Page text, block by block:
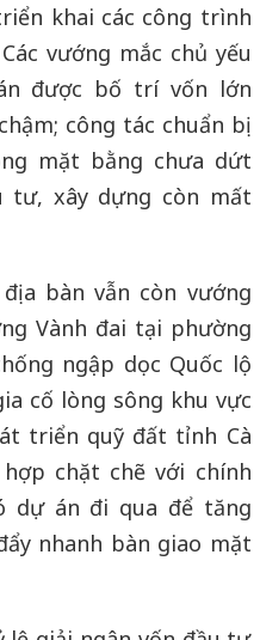
khai các công trình
vướng mắc chủ yếu
được bố trí vốn lớn
công tác chuẩn bị
mặt bằng chưa dứt
tư, xây dựng còn mất
bàn vẫn còn vướng
Vành đai tại phường
ngập dọc Quốc lộ
cố lòng sông khu vực
triển quỹ đất tỉnh Cà
chặt chẽ với chính
dự án đi qua để tăng
nhanh bàn giao mặt